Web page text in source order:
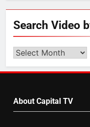
Search Video
Search
by
About Capital TV